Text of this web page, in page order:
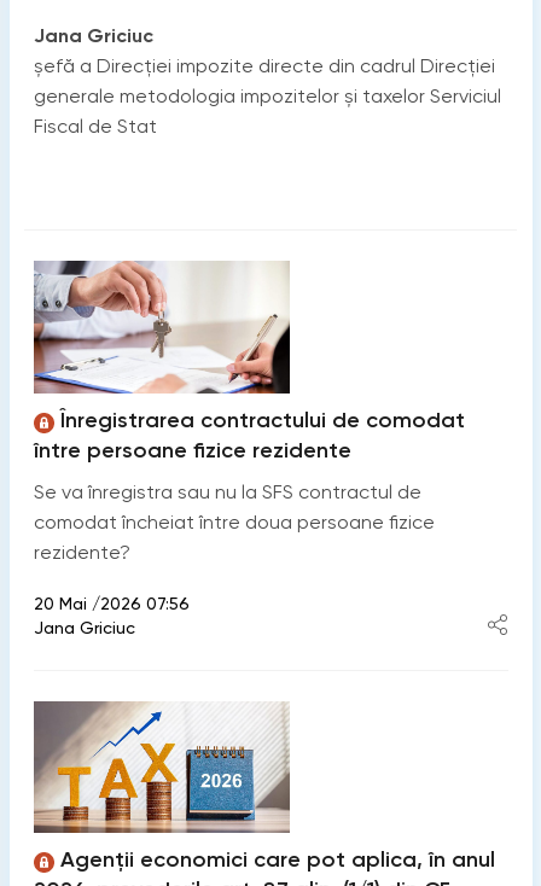
Jana Griciuc
șefă a Direcției impozite directe din cadrul Direcției
generale metodologia impozitelor și taxelor Serviciul
Fiscal de Stat
Înregistrarea contractului de comodat
între persoane fizice rezidente
Se va înregistra sau nu la SFS contractul de
comodat încheiat între doua persoane fizice
rezidente?
20 Mai /2026 07:56
Jana Griciuc
Agenții economici care pot aplica, în anul